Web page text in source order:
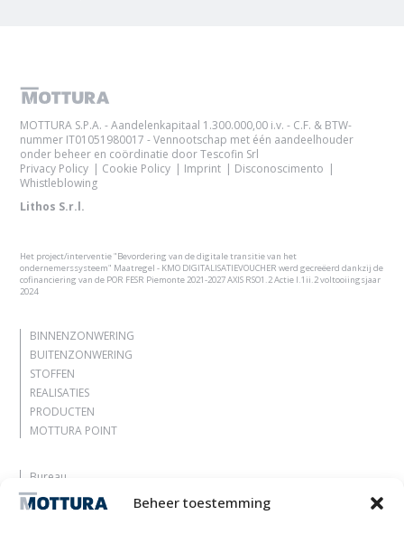
Beheer toestemming
MOTTURA S.P.A. - Aandelenkapitaal 1.300.000,00 i.v. - C.F. & BTW-
nummer IT01051980017 - Vennootschap met één aandeelhouder
onder beheer en coördinatie door Tescofin Srl
Privacy Policy
Cookie Policy Imprint
Disconoscimento
Whistleblowing
Lithos S.r.l.
Het project/interventie "Bevordering van de digitale transitie van het
ondernemerssysteem" Maatregel - KMO DIGITALISATIEVOUCHER werd gecreëerd dankzij de
cofinanciering van de POR FESR Piemonte 2021-2027 AXIS RSO1.2 Actie I.1ii.2 voltooiingsjaar
2024
BINNENZONWERING
BUITENZONWERING
STOFFEN
REALISATIES
PRODUCTEN
MOTTURA POINT
Bureau
Laat je inspireren
Contacten